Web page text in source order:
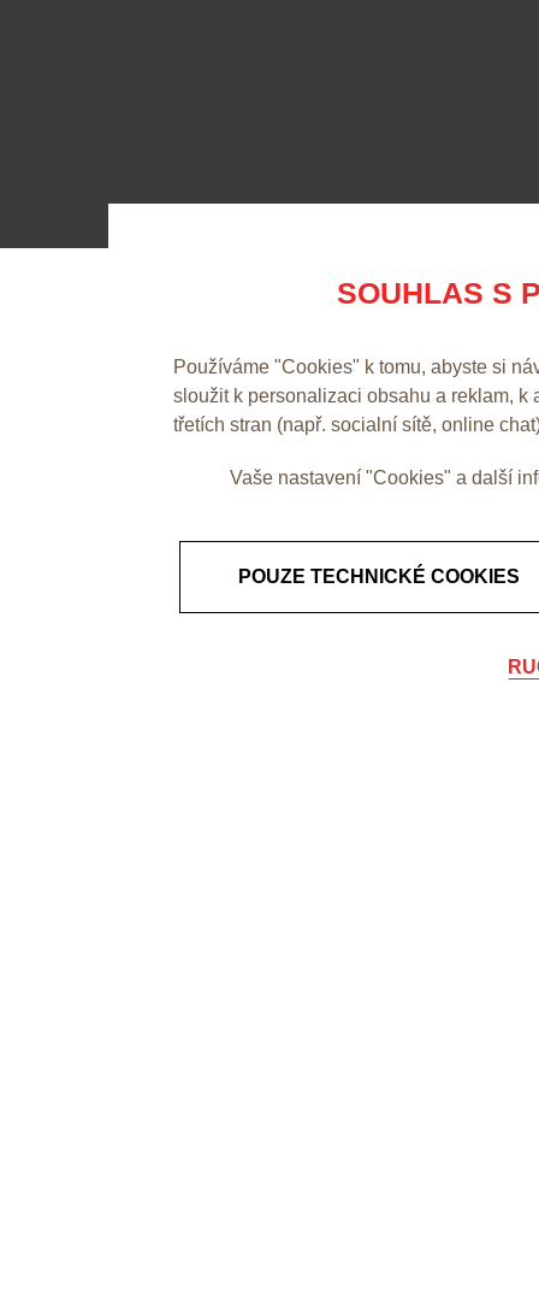
SOUHLAS S
Používáme "Cookies" k tomu, abyste si
sloužit k personalizaci obsahu a reklam,
třetích stran (např. socialní sítě, online
Vaše nastavení "Cookies" a další
POUZE TECHNICKÉ COOKIES